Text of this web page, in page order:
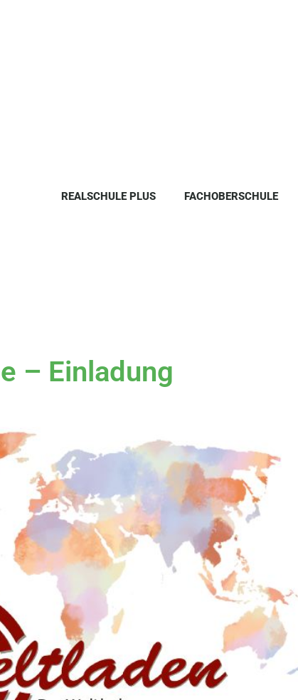
REALSCHULE PLUS FACHOBERSCHULE
– Einladung